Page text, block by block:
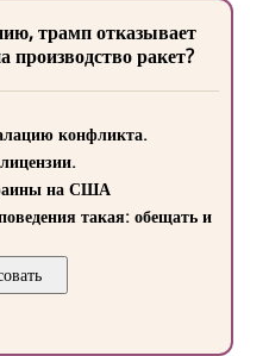
трамп отказывает
ракет?
конфликта.
на США
такая: обещать и